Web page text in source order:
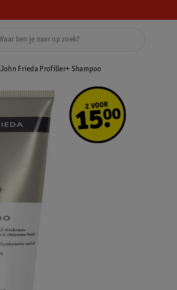
John Frieda Profiller+ Shampoo